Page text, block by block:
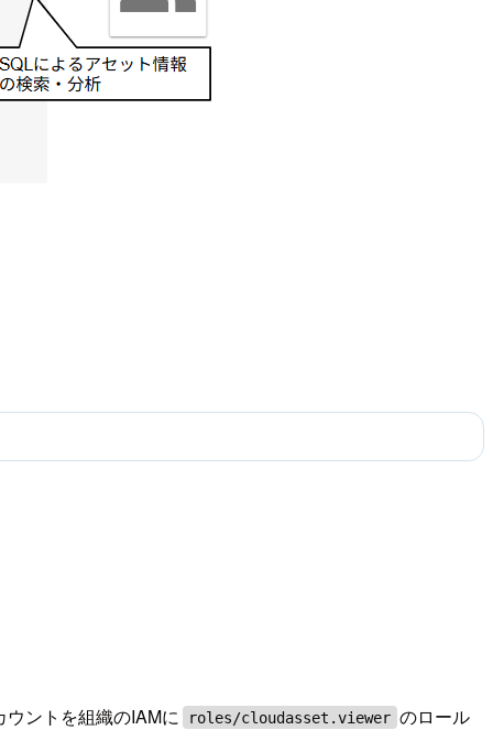
ントを組織のIAMに roles/cloudasset.viewer のロール